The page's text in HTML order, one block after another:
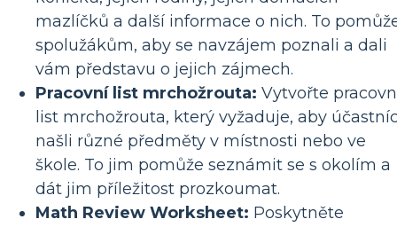
mazlíčků a další informace o nich. To
spolužákům, aby se navzájem poznali a dali
vám představu o jejich zájmech.
Pracovní list mrchožrouta: Vytvořte
list mrchožrouta, který vyžaduje, aby
našli různé předměty v místnosti nebo ve
škole. To jim pomůže seznámit se s okolím a
dát jim příležitost prozkoumat.
Math Review Worksheet: Poskytněte